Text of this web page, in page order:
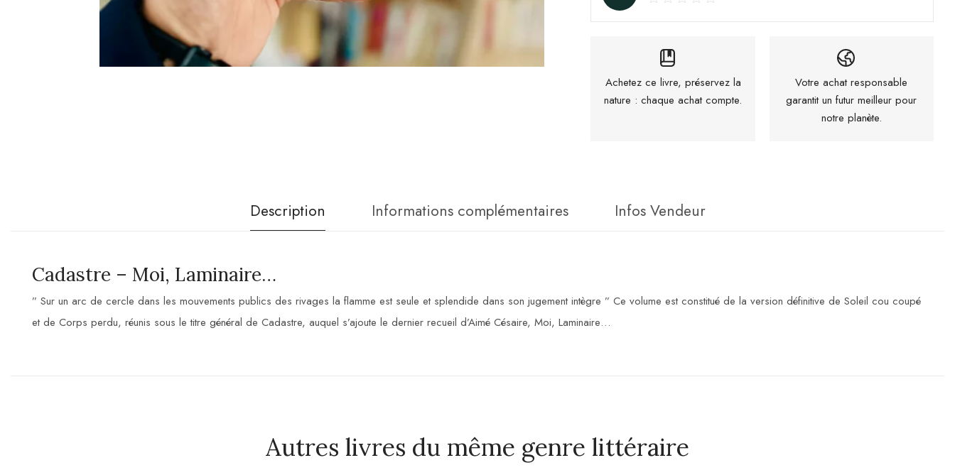
Achetez ce livre, préservez la
nature : chaque achat compte.
Votre achat responsable
garantit un futur meilleur pour
notre planète.
Description Informations complémentaires Infos Vendeur
Cadastre – Moi, Laminaire…
” Sur un arc de cercle dans les mouvements publics des rivages la flamme est seule et splendide dans son jugement intègre ” Ce volume est constitué de la version définitive de Soleil cou coupé
et de Corps perdu, réunis sous le titre général de Cadastre, auquel s’ajoute le dernier recueil d’Aimé Césaire, Moi, Laminaire…
Autres livres du même genre littéraire